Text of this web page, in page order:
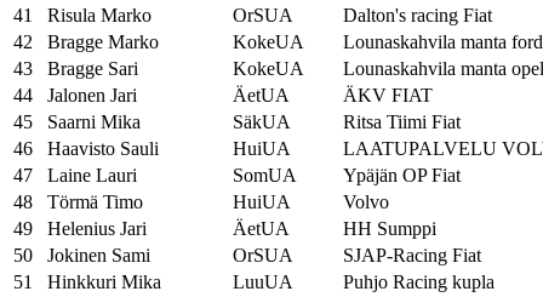
41
Risula Marko OrSUA
Dalton's racing Fiat
42
Bragge Marko KokeUA
Lounaskahvila manta ford
43
Bragge Sari KokeUA
Lounaskahvila manta opel
44
Jalonen Jari ÄetUA
ÄKV FIAT
45
Saarni Mika SäkUA
Ritsa Tiimi Fiat
46
Haavisto Sauli HuiUA
LAATUPALVELU
47
Laine Lauri SomUA
Ypäjän OP Fiat
48
Törmä Timo HuiUA
Volvo
49
Helenius Jari ÄetUA
HH Sumppi
50
Jokinen Sami OrSUA
SJAP-Racing Fiat
51
Hinkkuri Mika LuuUA
Puhjo Racing kupla